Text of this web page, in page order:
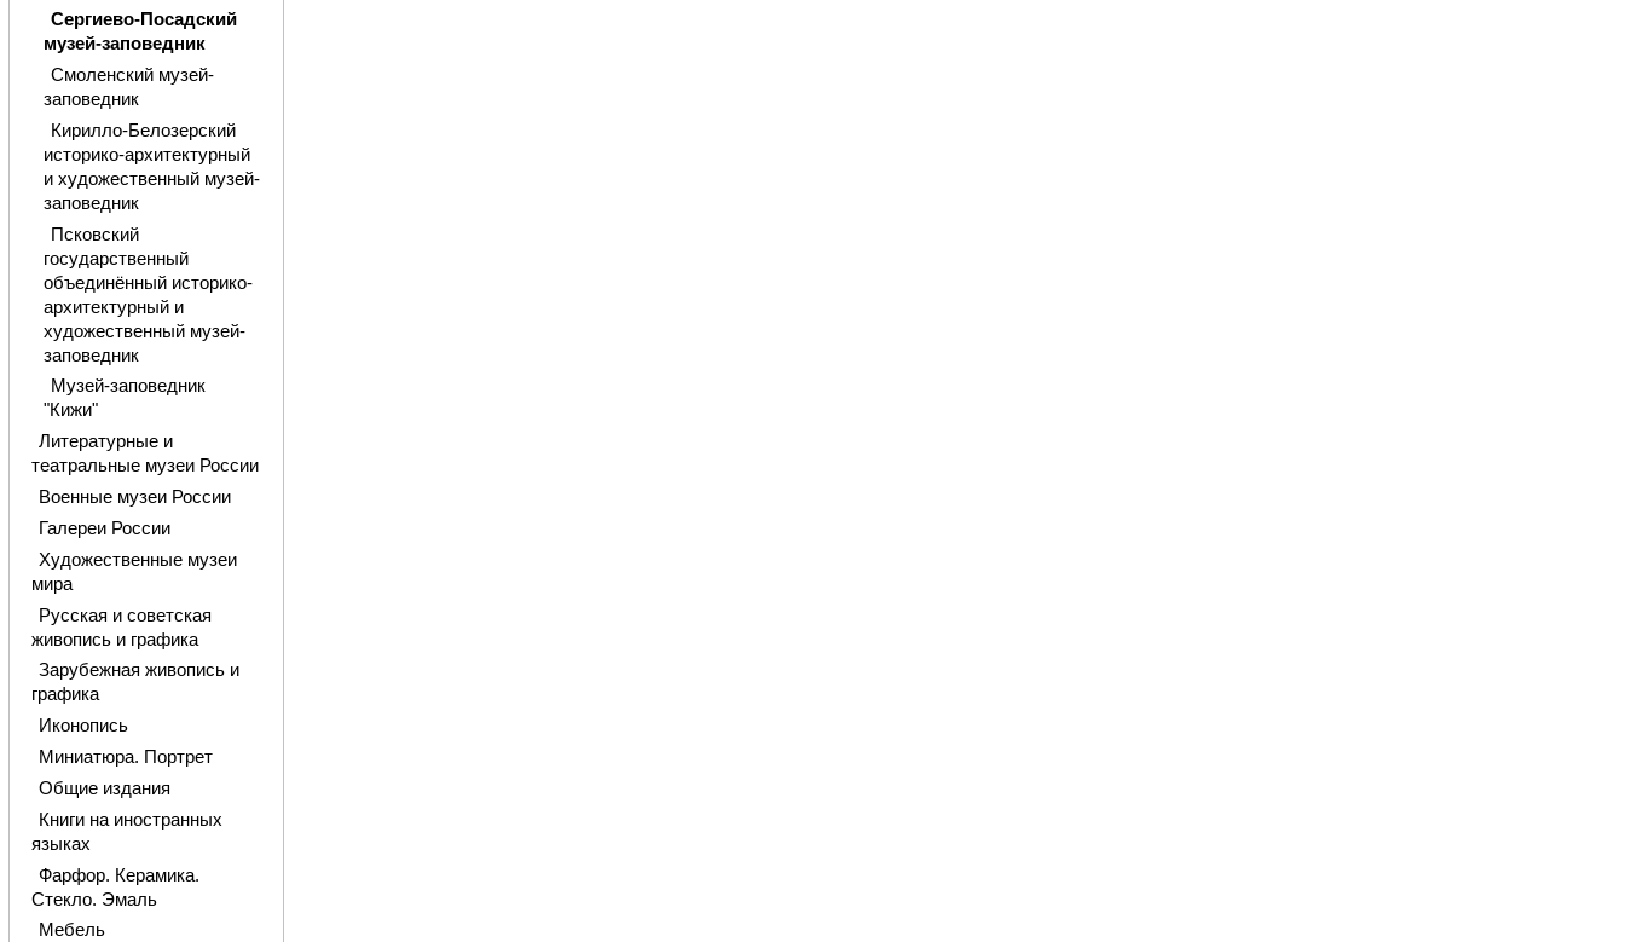
Сергиево-Посадский
музей-заповедник
Смоленский музей-
заповедник
Кирилло-Белозерский
историко-архитектурный
и художественный музей-
заповедник
Псковский
государственный
объединённый историко-
архитектурный и
художественный музей-
заповедник
Музей-заповедник
"Кижи"
Литературные и
театральные музеи России
Военные музеи России
Галереи России
Художественные музеи
мира
Русская и советская
живопись и графика
Зарубежная живопись и
графика
Иконопись
Миниатюра. Портрет
Общие издания
Книги на иностранных
языках
Фарфор. Керамика.
Стекло. Эмаль
Мебель